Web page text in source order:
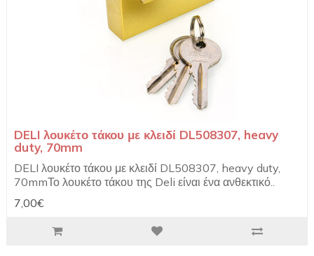
DELI λουκέτο τάκου με κλειδί DL508307, heavy
duty, 70mm
DELI λουκέτο τάκου με κλειδί DL508307, heavy duty,
70mmΤο λουκέτο τάκου της Deli είναι ένα ανθεκτικό..
7,00€